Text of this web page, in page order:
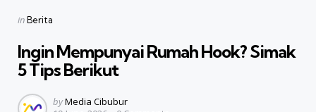
Categories
Posted
inBerita
Ingin Mempunyai Rumah Hook? Simak
5 Tips Berikut
Posted
byMedia Cibubur